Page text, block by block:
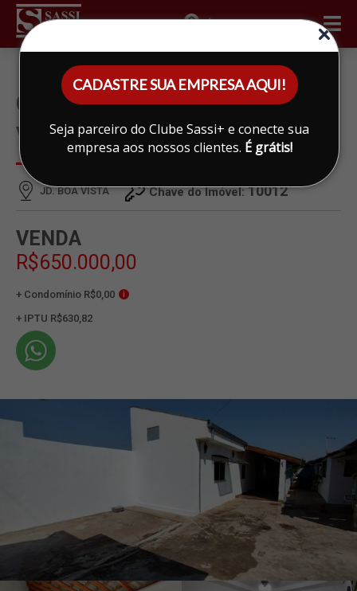
CADASTRE SUA EMPRESA AQUI!
Seja parceiro do Clube Sassi+ e conecte sua
empresa aos nossos clientes. É grátis!
ÁREA DO CLIENTE
CASA À VENDA EM JD. BOA
VISTA, LIMEIRA
JD. BOA VISTA Chave do Imóvel:10012
VENDA
R$650.000,00
+ Condomínio R$0,00 i
+ IPTU R$630,82